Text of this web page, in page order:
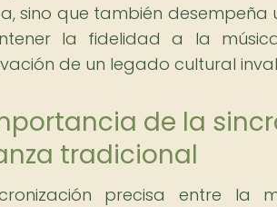
sino que también
la fidelidad a la
de un legado cultural
de la
tradicional
precisa entre la